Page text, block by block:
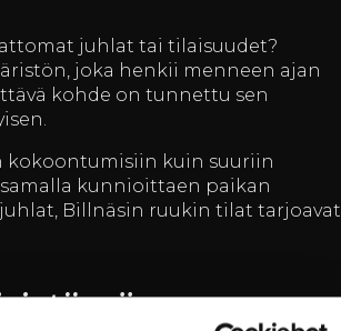
juhlat tai tilaisuudet?
joka henkii menneen ajan
kohde on tunnettu sen
kuin suuriin
kunnioittaen paikan
Billnäsin ruukin tilat tarjoavat